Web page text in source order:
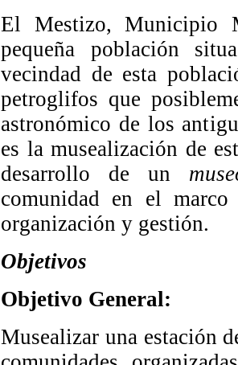
El Mestizo, Municipio
pequeña población
vecindad de esta
petroglifos que
astronómico de los
es la musealización de
desarrollo de un
comunidad en el
organización y gestión.
Objetivos
Objetivo General:
Musealizar una estación